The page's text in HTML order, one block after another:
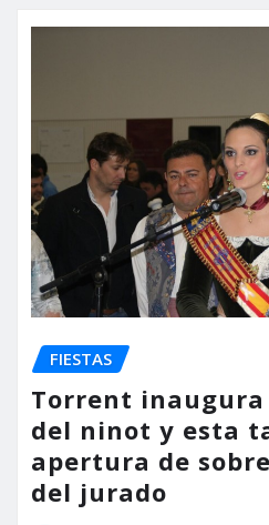
FIESTAS
Torrent inaugura
del ninot y esta
apertura de
del jurado